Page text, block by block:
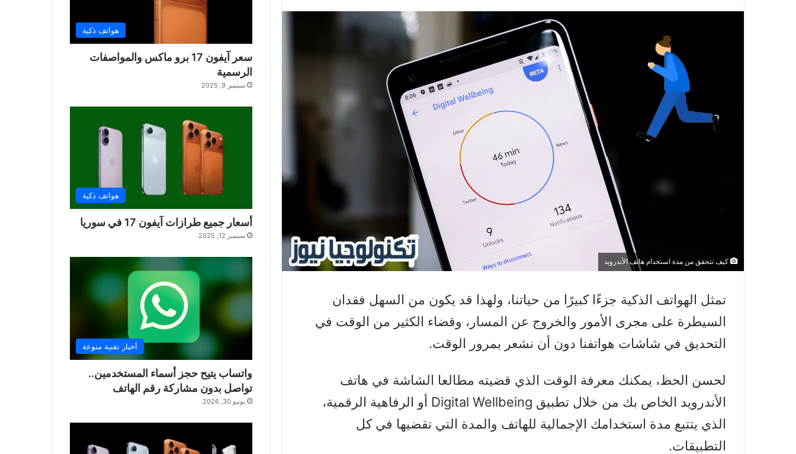
كيف تتحقق من مدة استخدام هاتف الأندرويد
تمثل الهواتف الذكية جزءًا كبيرًا من حياتنا، ولهذا قد يكون من السهل فقدان
السيطرة على مجرى الأمور والخروج عن المسار، وقضاء الكثير من الوقت في
التحديق في شاشات هواتفنا دون أن نشعر بمرور الوقت.
لحسن الحظ، يمكنك معرفة الوقت الذي قضيته مطالعا الشاشة في هاتف
الأندرويد الخاص بك من خلال تطبيق Digital Wellbeing أو الرفاهية الرقمية،
الذي يتتبع مدة استخدامك الإجمالية للهاتف والمدة التي تقضيها في كل
التطبيقات.
هواتف ذكية
سعر آيفون 17 برو ماكس والمواصفات
الرسمية
سبتمبر 9, 2025
هواتف ذكية
أسعار جميع طرازات آيفون 17 في سوريا
سبتمبر 12, 2025
أخبار تقنية منوعة
واتساب يتيح حجز أسماء المستخدمين..
تواصل بدون مشاركة رقم الهاتف
يونيو 30, 2026